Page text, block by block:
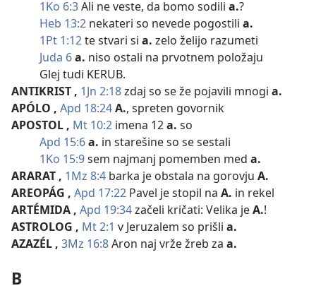
1Ko 6:3Ali ne veste, da bomo sodili a.?
Heb 13:2 nekateri so nevede pogostili a.
1Pt 1:12te stvari si a. zelo želijo razumeti
Juda 6a. niso ostali na prvotnem položaju
Glej tudi KERUB.
ANTIKRIST , 1Jn 2:18zdaj so se že pojavili mnogi a.
APÓLO , Apd 18:24A., spreten govornik
APOSTOL , Mt 10:2 imena 12a. so
Apd 15:6a. in starešine so se sestali
1Ko 15:9sem najmanj pomemben med a.
ARARAT , 1Mz 8:4 barka je obstala na gorovju A.
AREOPÁG , Apd 17:22 Pavel je stopil na A. in rekel
ARTÉMIDA , Apd 19:34začeli kričati: Velika jeA.!
ASTROLOG , Mt 2:1 v Jeruzalem so prišli a.
AZAZÉL , 3Mz 16:8Aron naj vrže žreb za a.
B